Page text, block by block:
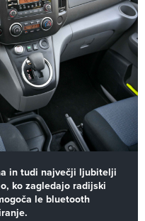
in tudi največji ljubitelji
ko zagledajo radijski
le bluetooth